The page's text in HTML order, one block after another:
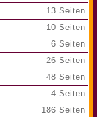
13 Seiten
10 Seiten
6 Seiten
26 Seiten
48 Seiten
4 Seiten
186 Seiten